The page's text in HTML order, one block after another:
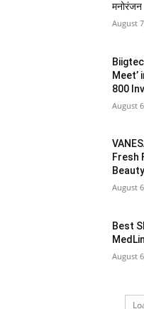
मनोरंजन
August
800
August
Fresh
August
Best
August